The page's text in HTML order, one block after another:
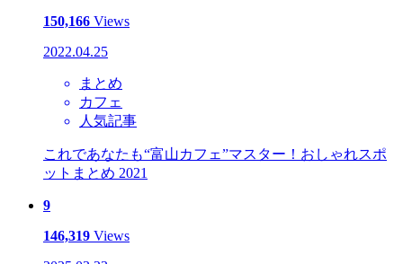
150,166 Views
2022.04.25
まとめ
カフェ
人気記事
これであなたも“富山カフェ”マスター！おしゃれスポ
ットまとめ 2021
9
146,319 Views